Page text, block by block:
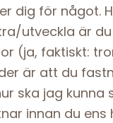
dig för något.
utveckla är du
(ja, faktiskt:
är att du
ska jag kunna
innan du